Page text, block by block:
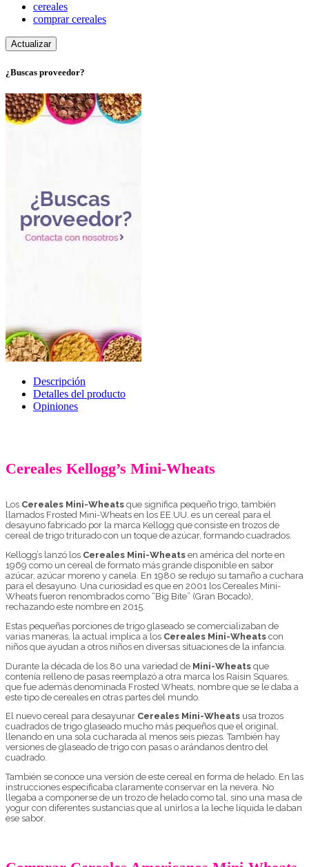
cereales
comprar cereales
¿Buscas proveedor?
Descripción
Detalles del producto
Opiniones
Cereales Kellogg’s Mini-Wheats
Los Cereales Mini-Wheats que significa pequeño trigo, también
llamados Frosted Mini-Wheats en los EE.UU. es un cereal para el
desayuno fabricado por la marca Kellogg que consiste en trozos de
cereal de trigo triturado con un toque de azúcar, formando cuadrados.
Kellogg’s lanzó los Cereales Mini-Wheats en américa del norte en
1969 como un cereal de formato más grande disponible en sabor
azúcar, azúcar moreno y canela. En 1980 se redujo su tamaño a cuchara
para el desayuno. Una curiosidad es que en 2001 los Cereales Mini-
Wheats fueron renombrados como “Big Bite” (Gran Bocado),
rechazando este nombre en 2015.
Estas pequeñas porciones de trigo glaseado se comercializaban de
varias maneras, la actual implica a los Cereales Mini-Wheats con
niños que ayudan a otros niños en diversas situaciones de la infancia.
Durante la década de los 80 una variedad de Mini-Wheats que
contenía relleno de pasas reemplazó a otra marca los Raisin Squares,
que fue además denominada Frosted Wheats, nombre que se le daba a
este tipo de cereales en otras partes del mundo.
El nuevo cereal para desayunar Cereales Mini-Wheats usa trozos
cuadrados de trigo glaseado mucho más pequeños que el original,
llenando en una sola cucharada al menos seis piezas. También hay
versiones de glaseado de trigo con pasas o arándanos dentro del
cuadrado.
También se conoce una versión de este cereal en forma de helado. En las
instrucciones especificaba claramente conservar en la nevera. No
llegaba a componerse de un trozo de helado como tal, sino una masa de
yogur con diferentes sustancias que al unirlos a la leche líquida le daban
ese sabor.